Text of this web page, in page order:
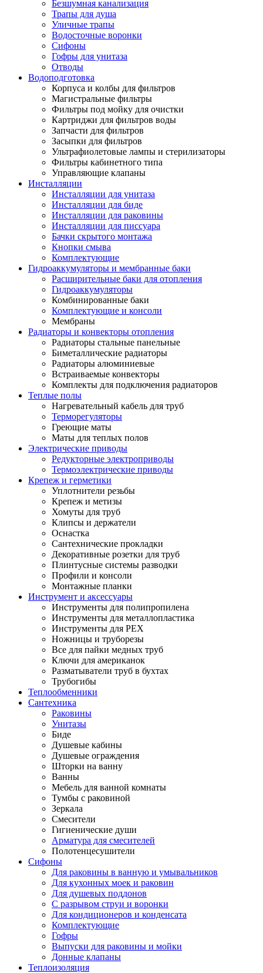
Безшумная канализация
Трапы для душа
Уличные трапы
Водосточные воронки
Сифоны
Гофры для унитаза
Отводы
Водоподготовка
Корпуса и колбы для фильтров
Магистральные фильтры
Фильтры под мойку для очистки
Картриджи для фильтров воды
Запчасти для фильтров
Засыпки для фильтров
Ультрафиолетовые лампы и стерилизаторы
Фильтры кабинетного типа
Управляющие клапаны
Инсталляции
Инсталляции для унитаза
Инсталляции для биде
Инсталляции для раковины
Инсталляции для писсуара
Бачки скрытого монтажа
Кнопки смыва
Комплектующие
Гидроаккумуляторы и мембранные баки
Расширительные баки для отопления
Гидроаккумуляторы
Комбинированные баки
Комплектующие и консоли
Мембраны
Радиаторы и конвекторы отопления
Радиаторы стальные панельные
Биметаллические радиаторы
Радиаторы алюминиевые
Встраиваемые конвекторы
Комплекты для подключения радиаторов
Теплые полы
Нагревательный кабель для труб
Терморегуляторы
Греющие маты
Маты для теплых полов
Электрические приводы
Редукторные электроприводы
Термоэлектрические приводы
Крепеж и герметики
Уплотнители резьбы
Крепеж и метизы
Хомуты для труб
Клипсы и держатели
Оснастка
Сантехнические прокладки
Декоративные розетки для труб
Плинтусные системы разводки
Профили и консоли
Монтажные планки
Инструмент и аксессуары
Инструменты для полипропилена
Инструменты для металлопластика
Инструменты для PEX
Ножницы и труборезы
Все для пайки медных труб
Ключи для американок
Разматыватели труб в бухтах
Трубогибы
Теплообменники
Сантехника
Раковины
Унитазы
Биде
Душевые кабины
Душевые ограждения
Шторки на ванну
Ванны
Мебель для ванной комнаты
Тумбы с раковиной
Зеркала
Смесители
Гигиенические души
Арматура для смесителей
Полотенцесушители
Сифоны
Для раковины в ванную и умывальников
Для кухонных моек и раковин
Для душевых поддонов
С разрывом струи и воронки
Для кондиционеров и конденсата
Комплектующие
Гофры
Выпуски для раковины и мойки
Донные клапаны
Теплоизоляция